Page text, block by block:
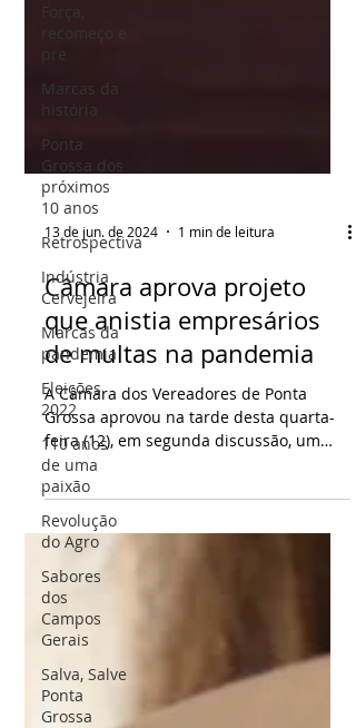
Força,
recomeço e
pre
Marcas da
história
Ponta
Grossa dos
próximos
10 anos
Retrospectiva
Indústria
Cervejeira
Marcas da
pandemia
Eleições
2022
110 anos
de uma
paixão
Revolução
do Agro
Sabores
dos
Campos
Gerais
Salva, Salve
Ponta
Grossa
13 de jun. de 2024 1 min de leitura
Câmara aprova projeto
que anistia empresários
de multas na pandemia
A Câmara dos Vereadores de Ponta
Grossa aprovou na tarde desta quarta-
feira (12), em segunda discussão, um
projeto que autoriza a...